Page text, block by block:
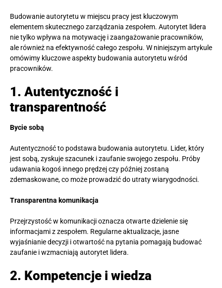
Budowanie autorytetu w miejscu pracy jest kluczowym
elementem skutecznego zarządzania zespołem. Autorytet lidera
nie tylko wpływa na motywację i zaangażowanie pracowników,
ale również na efektywność całego zespołu. W niniejszym artykule
omówimy kluczowe aspekty budowania autorytetu wśród
pracowników.
1. Autentyczność i
transparentność
Bycie sobą
Autentyczność to podstawa budowania autorytetu. Lider, który
jest sobą, zyskuje szacunek i zaufanie swojego zespołu. Próby
udawania kogoś innego prędzej czy później zostaną
zdemaskowane, co może prowadzić do utraty wiarygodności.
Transparentna komunikacja
Przejrzystość w komunikacji oznacza otwarte dzielenie się
informacjami z zespołem. Regularne aktualizacje, jasne
wyjaśnianie decyzji i otwartość na pytania pomagają budować
zaufanie i wzmacniają autorytet lidera.
2. Kompetencje i wiedza